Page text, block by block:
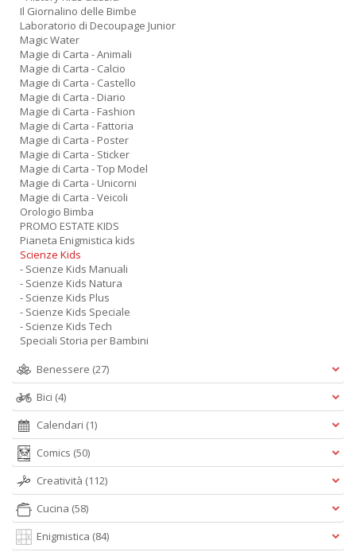
Il Giornalino delle Bimbe
Laboratorio di Decoupage Junior
Magic Water
Magie di Carta - Animali
Magie di Carta - Calcio
Magie di Carta - Castello
Magie di Carta - Diario
Magie di Carta - Fashion
Magie di Carta - Fattoria
Magie di Carta - Poster
Magie di Carta - Sticker
Magie di Carta - Top Model
Magie di Carta - Unicorni
Magie di Carta - Veicoli
Orologio Bimba
PROMO ESTATE KIDS
Pianeta Enigmistica kids
Scienze Kids
- Scienze Kids Manuali
- Scienze Kids Natura
- Scienze Kids Plus
- Scienze Kids Speciale
- Scienze Kids Tech
Speciali Storia per Bambini
Benessere (27)
Bici (4)
Calendari (1)
Comics (50)
Creatività (112)
Cucina (58)
Enigmistica (84)